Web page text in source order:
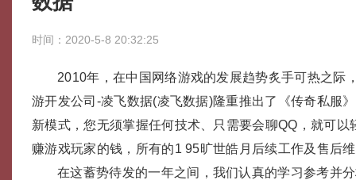
时间：2020-5-8 20:32:25
2010年，在中国网络游戏的发展趋势炙手可热之际
游开发公司-凌飞数据(凌飞数据)隆重推出了《传奇私服
新模式，您无须掌握任何技术、只需要会聊QQ，就可以
赚游戏玩家的钱，所有的1 95旷世皓月后续工作及售后
在这蓄势待发的一年之间，我们认真的学习参考并